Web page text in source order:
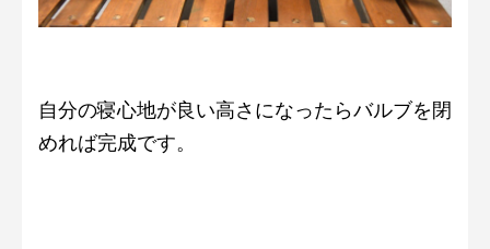
自分の寝心地が良い高さになったらバルブを閉
めれば完成です。